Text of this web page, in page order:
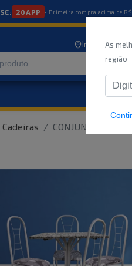
20APP • Primeira compra acima de
Informe seu
CONJUNTO MESA
As
região